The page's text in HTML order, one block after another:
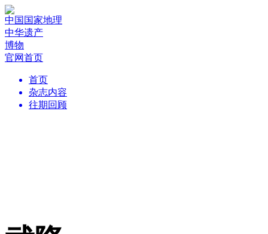
中国国家地理
中华遗产
博物
官网首页
首页
杂志内容
往期回顾